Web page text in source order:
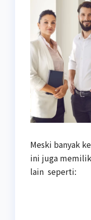
Meski banyak
ini juga
lain seperti: